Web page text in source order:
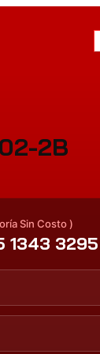
u
2B
Sin Costo )
1343 3295